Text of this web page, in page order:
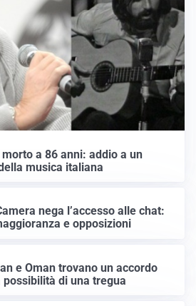
a 86 anni: addio a un
musica italiana
nega l’accesso alle chat:
e opposizioni
e Oman trovano un accordo
di una tregua